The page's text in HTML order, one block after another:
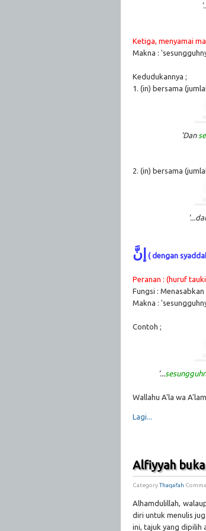
Ketiga, menyamai
Makna :
Kedudukannya ;
1. (in) bersama
'Dan
2. (in) bersama
إنَّ ( dengan
Peranan : (huruf
Fungsi :
Makna :
Contoh ;
'...
Wallahu A'la wa A'lam.
Lagi...
Alfiyyah
CategoryThaqafah
Alhamdulillah,
diri untuk menulis
ini, tajuk yang dipilih